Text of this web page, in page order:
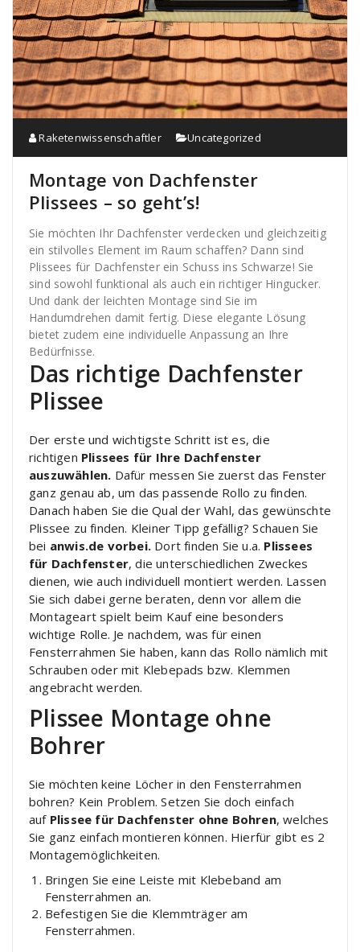
Raketenwissenschaftler Uncategorized
Montage von Dachfenster
Plissees – so geht’s!
Sie möchten Ihr Dachfenster verdecken und gleichzeitig
ein stilvolles Element im Raum schaffen? Dann sind
Plissees für Dachfenster ein Schuss ins Schwarze! Sie
sind sowohl funktional als auch ein richtiger Hingucker.
Und dank der leichten Montage sind Sie im
Handumdrehen damit fertig. Diese elegante Lösung
bietet zudem eine individuelle Anpassung an Ihre
Bedürfnisse.
Das richtige Dachfenster
Plissee
Der erste und wichtigste Schritt ist es, die
richtigen Plissees für Ihre Dachfenster
auszuwählen. Dafür messen Sie zuerst das Fenster
ganz genau ab, um das passende Rollo zu finden.
Danach haben Sie die Qual der Wahl, das gewünschte
Plissee zu finden. Kleiner Tipp gefällig? Schauen Sie
bei anwis.de vorbei. Dort finden Sie u.a. Plissees
für Dachfenster, die unterschiedlichen Zweckes
dienen, wie auch individuell montiert werden. Lassen
Sie sich dabei gerne beraten, denn vor allem die
Montageart spielt beim Kauf eine besonders
wichtige Rolle. Je nachdem, was für einen
Fensterrahmen Sie haben, kann das Rollo nämlich mit
Schrauben oder mit Klebepads bzw. Klemmen
angebracht werden.
Plissee Montage ohne
Bohrer
Sie möchten keine Löcher in den Fensterrahmen
bohren? Kein Problem. Setzen Sie doch einfach
auf Plissee für Dachfenster ohne Bohren, welches
Sie ganz einfach montieren können. Hierfür gibt es 2
Montagemöglichkeiten.
Bringen Sie eine Leiste mit Klebeband am
Fensterrahmen an.
Befestigen Sie die Klemmträger am
Fensterrahmen.